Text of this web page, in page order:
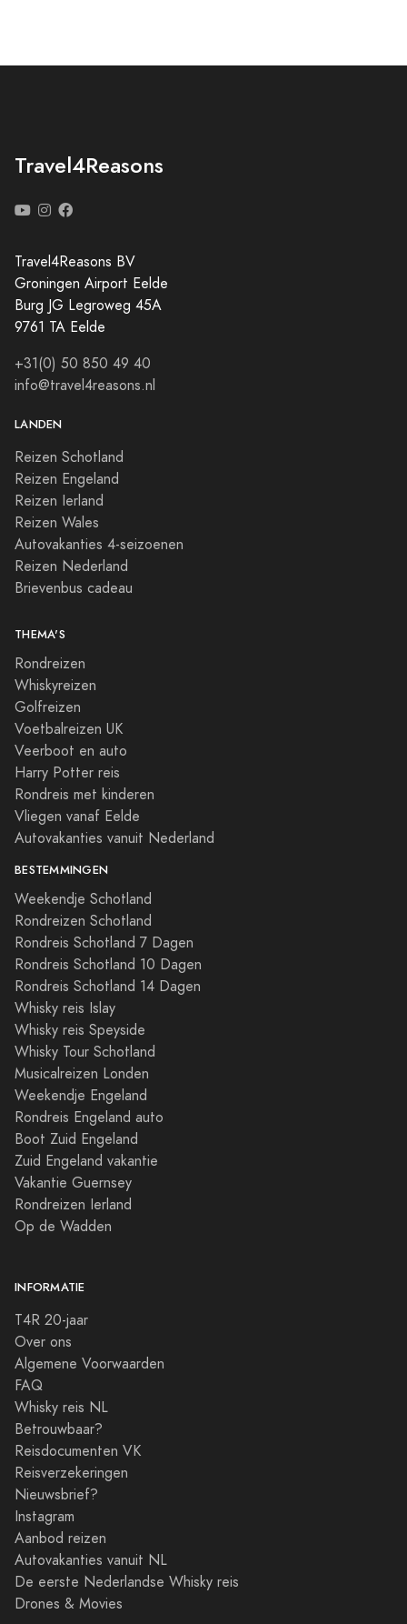
Travel4Reasons
Travel4Reasons BV
Groningen Airport Eelde
Burg JG Legroweg 45A
9761 TA Eelde
+31(0) 50 850 49 40
info@travel4reasons.nl
LANDEN
Reizen Schotland
Reizen Engeland
Reizen Ierland
Reizen Wales
Autovakanties 4-seizoenen
Reizen Nederland
Brievenbus cadeau
THEMA'S
Rondreizen
Whiskyreizen
Golfreizen
Voetbalreizen UK
Veerboot en auto
Harry Potter reis
Rondreis met kinderen
Vliegen vanaf Eelde
Autovakanties vanuit Nederland
BESTEMMINGEN
Weekendje Schotland
Rondreizen Schotland
Rondreis Schotland 7 Dagen
Rondreis Schotland 10 Dagen
Rondreis Schotland 14 Dagen
Whisky reis Islay
Whisky reis Speyside
Whisky Tour Schotland
Musicalreizen Londen
Weekendje Engeland
Rondreis Engeland auto
Boot Zuid Engeland
Zuid Engeland vakantie
Vakantie Guernsey
Rondreizen Ierland
Op de Wadden
INFORMATIE
T4R 20-jaar
Over ons
Algemene Voorwaarden
FAQ
Whisky reis NL
Betrouwbaar?
Reisdocumenten VK
Reisverzekeringen
Nieuwsbrief?
Instagram
Aanbod reizen
Autovakanties vanuit NL
De eerste Nederlandse Whisky reis
Drones & Movies